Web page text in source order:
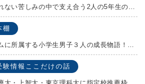
No.1736 大人に理解されない苦しみの中で支え合う2人の5年生の成長物語！『夏の迷子』村上しいこ
棚
No.1693 ミニバスチームに所属する小学生男子３人の成長物語！『ポジション！』高田由紀子 予想問題付き！
情報ここだけの話